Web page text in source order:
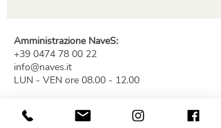
Amministrazione NaveS:
+39 0474 78 00 22
info@naves.it
LUN - VEN ore 08.00 - 12.00
Contabilità NaveS:
+39 0472 26 90 10